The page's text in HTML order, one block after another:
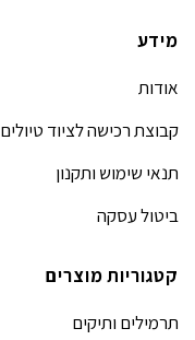
מידע
אודות
קבוצת רכישה לציוד טיולים
תנאי שימוש ותקנון
ביטול עסקה
קטגוריות מוצרים
תרמילים ותיקים